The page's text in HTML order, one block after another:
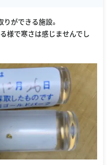
ができる施設。
様で寒さは感じませんでし